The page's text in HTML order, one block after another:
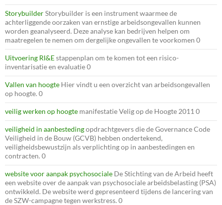
StorybuilderStorybuilder is een instrument waarmee de
achterliggende oorzaken van ernstige arbeidsongevallen kunnen
worden geanalyseerd. Deze analyse kan bedrijven helpen om
maatregelen te nemen om dergelijke ongevallen te voorkomen 0
Uitvoering RI&Estappenplan om te komen tot een risico-
inventarisatie en evaluatie 0
Vallen van hoogte Hier vindt u een overzicht van arbeidsongevallen
op hoogte. 0
veilig werken op hoogte manifestatie Velig op de Hoogte 2011 0
veiligheid in aanbestedingopdrachtgevers die de Governance Code
Veiligheid in de Bouw (GCVB) hebben ondertekend,
veiligheidsbewustzijn als verplichting op in aanbestedingen en
contracten. 0
website voor aanpak psychosociale De Stichting van de Arbeid heeft
een website over de aanpak van psychosociale arbeidsbelasting (PSA)
ontwikkeld. De website werd gepresenteerd tijdens de lancering van
de SZW-campagne tegen werkstress. 0